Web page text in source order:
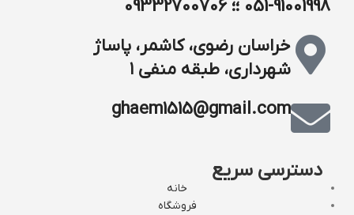
051-91001998 ؛؛ 09332700706
خراسان رضوی، کاشمر، پاساژ
شهرداری، طبقه منفی ۱
ghaem1515@gmail.com
دسترسی سریع
خانه
فروشگاه